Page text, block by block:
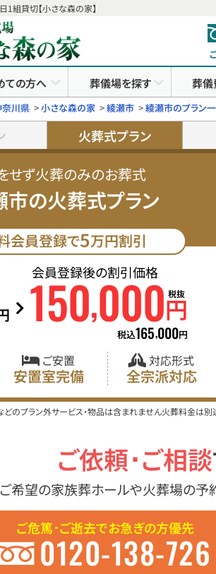
1組貸切【小さな森の家】
ての方へ 葬儀場を探す 葬儀
川県 >小さな森の家 >綾瀬市 >綾瀬市のプラン
火葬式プラン
せず火葬のみのお葬式
市の火葬式プラン
会員登録で5万円割引
会員登録後の割引価格
150,000円
税抜
税込165,000円
ご安置
安置室完備
対応形式
全宗派対応
のプラン外サービス・物品は含まれません火葬料金は別
ご依頼･ご相談
ご希望の家族葬ホールや火葬場の予
ご危篤･ご逝去でお急ぎの方優先
0120-138-726